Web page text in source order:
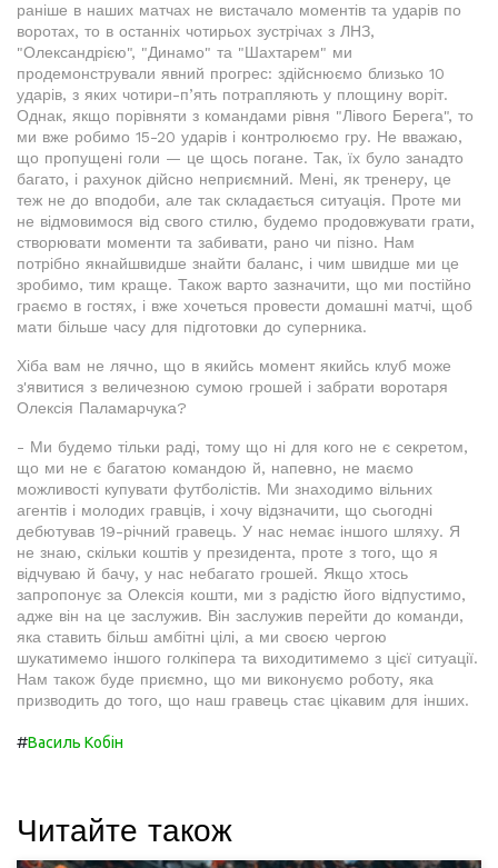
раніше в наших матчах не вистачало моментів та ударів по
воротах, то в останніх чотирьох зустрічах з ЛНЗ,
"Олександрією", "Динамо" та "Шахтарем" ми
продемонстрували явний прогрес: здійснюємо близько 10
ударів, з яких чотири-п’ять потрапляють у площину воріт.
Однак, якщо порівняти з командами рівня "Лівого Берега", то
ми вже робимо 15-20 ударів і контролюємо гру. Не вважаю,
що пропущені голи — це щось погане. Так, їх було занадто
багато, і рахунок дійсно неприємний. Мені, як тренеру, це
теж не до вподоби, але так складається ситуація. Проте ми
не відмовимося від свого стилю, будемо продовжувати грати,
створювати моменти та забивати, рано чи пізно. Нам
потрібно якнайшвидше знайти баланс, і чим швидше ми це
зробимо, тим краще. Також варто зазначити, що ми постійно
граємо в гостях, і вже хочеться провести домашні матчі, щоб
мати більше часу для підготовки до суперника.
Хіба вам не лячно, що в якийсь момент якийсь клуб може
з'явитися з величезною сумою грошей і забрати воротаря
Олексія Паламарчука?
- Ми будемо тільки раді, тому що ні для кого не є секретом,
що ми не є багатою командою й, напевно, не маємо
можливості купувати футболістів. Ми знаходимо вільних
агентів і молодих гравців, і хочу відзначити, що сьогодні
дебютував 19-річний гравець. У нас немає іншого шляху. Я
не знаю, скільки коштів у президента, проте з того, що я
відчуваю й бачу, у нас небагато грошей. Якщо хтось
запропонує за Олексія кошти, ми з радістю його відпустимо,
адже він на це заслужив. Він заслужив перейти до команди,
яка ставить більш амбітні цілі, а ми своєю чергою
шукатимемо іншого голкіпера та виходитимемо з цієї ситуації.
Нам також буде приємно, що ми виконуємо роботу, яка
призводить до того, що наш гравець стає цікавим для інших.
#Василь Кобін
Читайте також